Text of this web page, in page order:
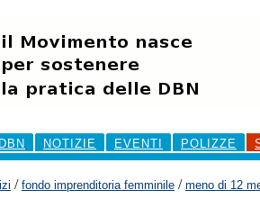
NOTIZIE EVENTI POLIZZE
/ fondo imprenditoria femminile / meno di 12